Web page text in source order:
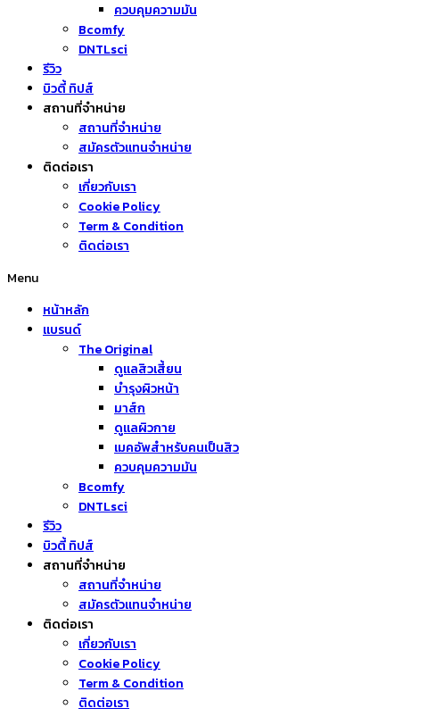
ควบคุมความมัน
Bcomfy
DNTLsci
รีวิว
บิวตี้ ทิปส์
สถานที่จำหน่าย
สถานที่จำหน่าย
สมัครตัวแทนจำหน่าย
ติดต่อเรา
เกี่ยวกับเรา
Cookie Policy
Term & Condition
ติดต่อเรา
Menu
หน้าหลัก
แบรนด์
The Original
ดูแลสิวเสี้ยน
บำรุงผิวหน้า
มาส์ก
ดูแลผิวกาย
เมคอัพสำหรับคนเป็นสิว
ควบคุมความมัน
Bcomfy
DNTLsci
รีวิว
บิวตี้ ทิปส์
สถานที่จำหน่าย
สถานที่จำหน่าย
สมัครตัวแทนจำหน่าย
ติดต่อเรา
เกี่ยวกับเรา
Cookie Policy
Term & Condition
ติดต่อเรา